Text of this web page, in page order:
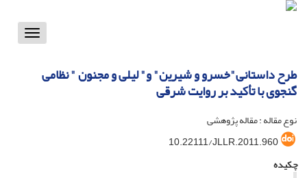
Toggle
طرح داستانی"خسرو و شیرین" و" لیلی و مجنون " نظامی
گنجوی با تأکید بر روایت شرقی
نوع مقاله : مقاله پژوهشی
10.22111/JLLR.2011.960
چکیده